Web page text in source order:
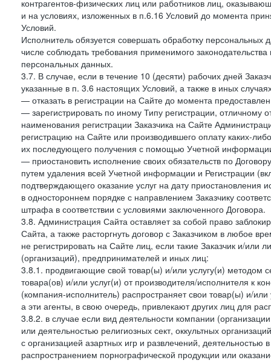
контрагентов-физических лиц или работников лиц,
и на условиях, изложенных в п.6.16 Условий до момента
Условий.
Исполнитель обязуется совершать обработку
числе соблюдать требования применимого
персональных данных.
3.7. В случае, если в течение 10 (десяти) рабочих дней
указанные в п. 3.6 настоящих Условий, а также в иных
— отказать в регистрации на Сайте до момента
— зарегистрировать по иному Типу регистрации, отличному
наименования регистрации Заказчика на Сайте
регистрацию на Сайте или производившего оплату каких-
их последующего получения с помощью Учетной
— приостановить исполнение своих обязательств по
путем удаления всей Учетной информации и Регистрации
подтверждающего оказание услуг на дату приостановления
в одностороннем порядке с направлением Заказчику
штрафа в соответствии с условиями заключенного Договора.
3.8. Администрация Сайта оставляет за собой право
Сайта, а также расторгнуть договор с Заказчиком в любое
не регистрировать на Сайте лиц, если такие Заказчик и/
(организаций), предпринимателей и иных лиц:
3.8.1. продвигающие свой товар(ы) и/или услугу(и) методом
товара(ов) и/или услуг(и) от производителя/исполнителя к
(компания-исполнитель) распространяет свои товар(ы) и/
а эти агенты, в свою очередь, привлекают других лиц для
3.8.2. в случае если вид деятельности компании
или деятельностью религиозных сект, оккультных
с организацией азартных игр и развлечений,
распространением порнографической продукции или